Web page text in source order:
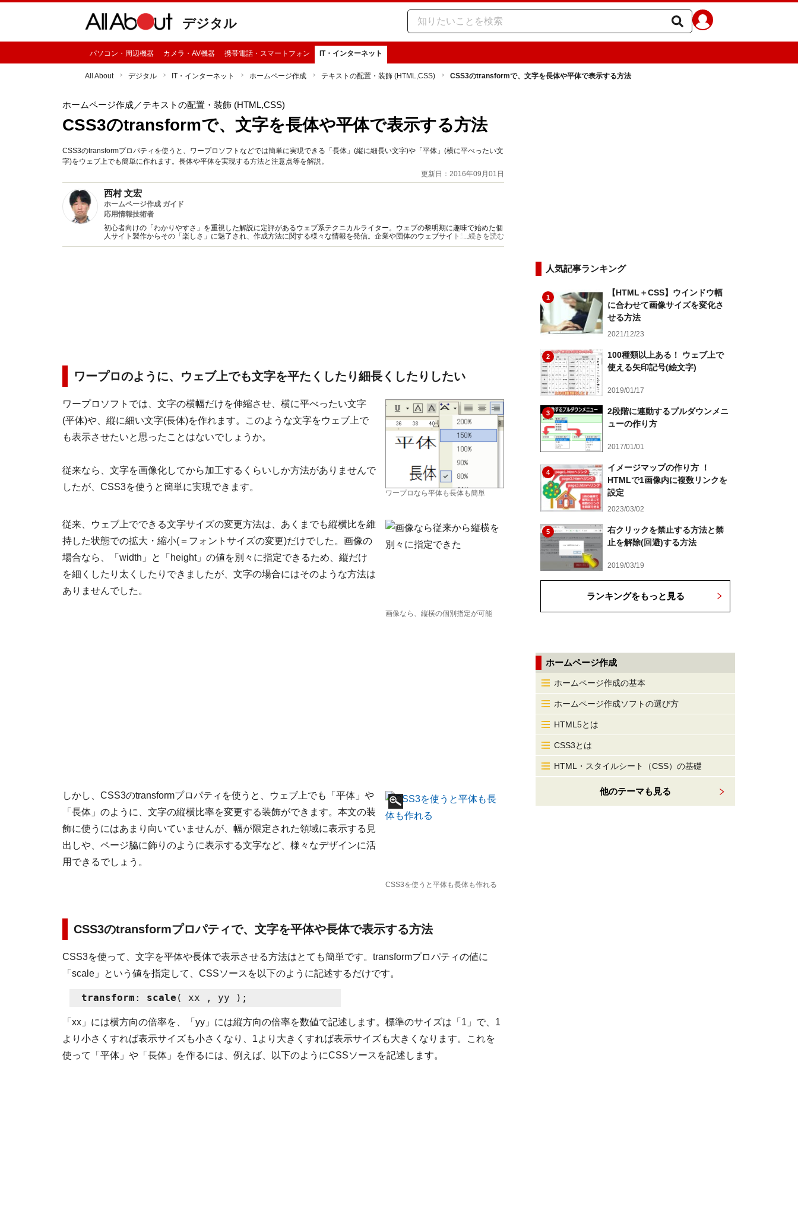
デジタル
パソコン・周辺機器 カメラ・AV機器 携帯電話・スマートフォン IT・インターネット
All About デジタル IT・インターネット ホームページ作成 テキストの配置・装飾 (HTML,CSS) CSS3のtransformで、文字を長体や平体で表示する方法
ホームページ作成／テキストの配置・装飾 (HTML,CSS)
CSS3のtransformで、文字を長体や平体で表示する方法
CSS3のtransformプロパティを使うと、ワープロソフトなどでは簡単に実現できる「長体」(縦に細長い文字)や「平体」(横に平べったい文
字)をウェブ上でも簡単に作れます。長体や平体を実現する方法と注意点等を解説。
更新日：2016年09月01日
西村 文宏
ホームページ作成 ガイド
応用情報技術者
初心者向けの「わかりやすさ」を重視した解説に定評があるウェブ系テクニカルライター。ウェブの黎明期に趣味で始めた個
人サイト製作からその「楽しさ」に魅了され、作成方法に関する様々な情報を発信。企業や団体のウェブサイト製作・解説書
籍の執筆なども行っている。
...続きを読む
ワープロのように、ウェブ上でも文字を平たくしたり細長くしたりしたい
ワープロなら平体も長体も簡単
ワープロソフトでは、文字の横幅だけを伸縮させ、横に平べったい文字
(平体)や、縦に細い文字(長体)を作れます。このような文字をウェブ上で
も表示させたいと思ったことはないでしょうか。
従来なら、文字を画像化してから加工するくらいしか方法がありませんで
したが、CSS3を使うと簡単に実現できます。
画像なら、縦横の個別指定が可能
従来、ウェブ上でできる文字サイズの変更方法は、あくまでも縦横比を維
持した状態での拡大・縮小(＝フォントサイズの変更)だけでした。画像の
場合なら、「width」と「height」の値を別々に指定できるため、縦だけ
を細くしたり太くしたりできましたが、文字の場合にはそのような方法は
ありませんでした。
CSS3を使うと平体も長体も作れる
しかし、CSS3のtransformプロパティを使うと、ウェブ上でも「平体」や
「長体」のように、文字の縦横比率を変更する装飾ができます。本文の装
飾に使うにはあまり向いていませんが、幅が限定された領域に表示する見
出しや、ページ脇に飾りのように表示する文字など、様々なデザインに活
用できるでしょう。
CSS3のtransformプロパティで、文字を平体や長体で表示する方法
CSS3を使って、文字を平体や長体で表示させる方法はとても簡単です。transformプロパティの値に
「scale」という値を指定して、CSSソースを以下のように記述するだけです。
transform : scale
「xx」には横方向の倍率を、「yy」には縦方向の倍率を数値で記述します。標準のサイズは「1」で、1
より小さくすれば表示サイズも小さくなり、1より大きくすれば表示サイズも大きくなります。これを
使って「平体」や「長体」を作るには、例えば、以下のようにCSSソースを記述します。
人気記事ランキング
1
【HTML＋CSS】ウインドウ幅
に合わせて画像サイズを変化さ
せる方法
2021/12/23
2
100種類以上ある！ ウェブ上で
使える矢印記号(絵文字)
2019/01/17
3
2段階に連動するプルダウンメニ
ューの作り方
2017/01/01
4
イメージマップの作り方 ！
HTMLで1画像内に複数リンクを
設定
2023/03/02
5
右クリックを禁止する方法と禁
止を解除(回避)する方法
2019/03/19
ランキングをもっと見る
ホームページ作成
ホームページ作成の基本
ホームページ作成ソフトの選び方
HTML5とは
CSS3とは
HTML・スタイルシート（CSS）の基礎
他のテーマも見る